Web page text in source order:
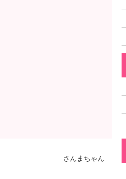
さんまちゃん